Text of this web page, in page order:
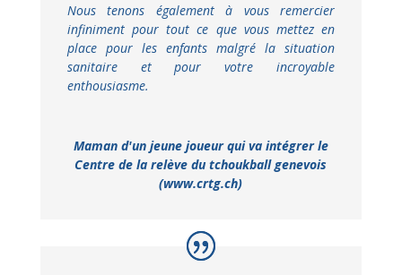
Nous tenons également à vous remercier
infiniment pour tout ce que vous mettez en
place pour les enfants malgré la situation
sanitaire et pour votre incroyable
enthousiasme.
Maman d'un jeune joueur qui va intégrer le
Centre de la relève du tchoukball genevois
(www.crtg.ch)